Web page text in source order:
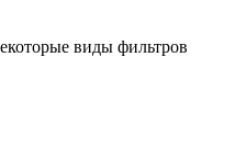
виды фильтров